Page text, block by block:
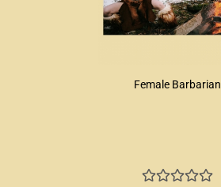
Female Barbarian